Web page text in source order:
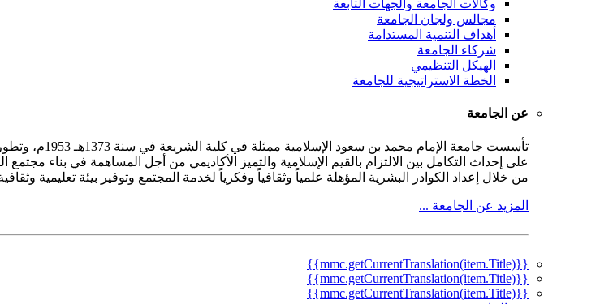
وكالات الجامعة والجهات التابعة
مجالس ولجان الجامعة
أهداف التنمية المستدامة
شركاء الجامعة
الهيكل التنظيمي
الخطة الاستراتيجية للجامعة
عن الجامعة
على إحداث التكامل بين الالتزام بالقيم الإسلامية والتميز الأكاديمي من أجل المساهمة في بناء
من خلال إعداد الكوادر البشرية المؤهلة علمياً وثقافياً وفكرياً لخدمة المجتمع وتوفير بيئة تعليمية
المزيد عن الجامعة ...
{{mmc.getCurrentTranslation(item.Title)}}
{{mmc.getCurrentTranslation(item.Title)}}
{{mmc.getCurrentTranslation(item.Title)}}